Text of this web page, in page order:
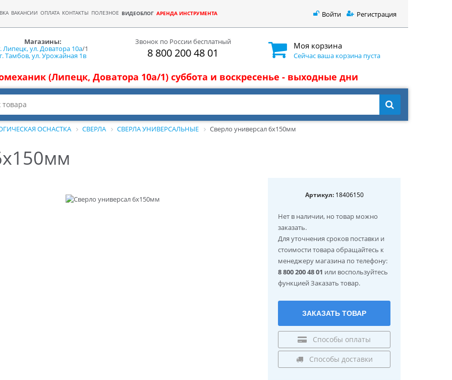
ВАКАНСИИ ОПЛАТА КОНТАКТЫ ПОЛЕЗНОЕ ВИДЕОБЛОГ АРЕНДА ИНСТРУМЕНТА Войти Регистрация
Магазины:
Липецк, ул. Доватора 10а/1
г. Тамбов, ул. Урожайная 1в
Звонок по России бесплатный
8 800 200 48 01
Моя корзина
Сейчас ваша корзина пуста
(Липецк, Доватора 10а/1) суббота и воскресенье - выходные дни
ОСНАСТКА СВЕРЛА СВЕРЛА УНИВЕРСАЛЬНЫЕ Сверло универсал 6x150мм
Артикул:18406150
Нет в наличии, но товар можно
заказать.
Для уточнения сроков поставки и
стоимости товара обращайтесь к
менеджеру магазина по телефону:
8 800 200 48 01 или воспользуйтесь
функцией Заказать товар.
ЗАКАЗАТЬ ТОВАР
Способы оплаты
Способы доставки